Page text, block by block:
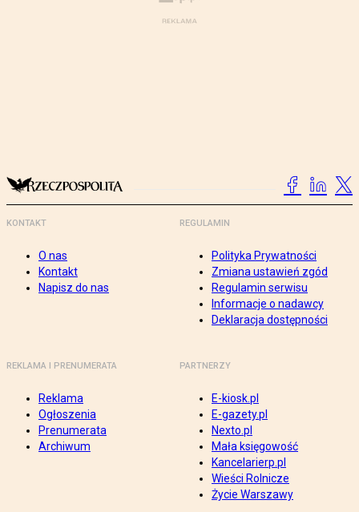
KONTAKT
O nas
Kontakt
Napisz do nas
REGULAMIN
Polityka Prywatności
Zmiana ustawień zgód
Regulamin serwisu
Informacje o nadawcy
Deklaracja dostępności
REKLAMA I PRENUMERATA
Reklama
Ogłoszenia
Prenumerata
Archiwum
PARTNERZY
E-kiosk.pl
E-gazety.pl
Nexto.pl
Mała księgowość
Kancelarierp.pl
Wieści Rolnicze
Życie Warszawy